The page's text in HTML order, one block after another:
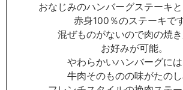
おなじみのハンバーグステーキ
赤身100％のステーキです
混ぜものがないので肉の焼
お好みが可能。
やわらかいハンバーグに
牛肉そのものの味がたの